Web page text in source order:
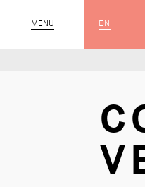
MENU
SLUIT EN